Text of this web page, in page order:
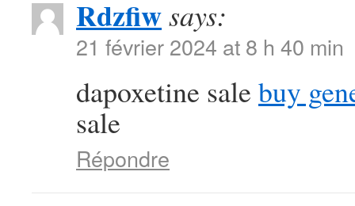
Rdzfiwsays:
21 février 2024 at 8 h 40 min
dapoxetine sale buy
sale
Répondre